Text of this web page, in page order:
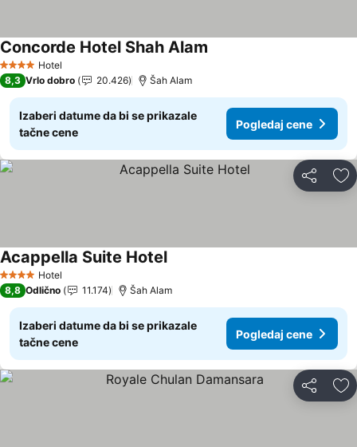
4 ZvezdiceHotel
Concorde Hotel Shah Alam
8,3 Vrlo dobro 20.426 Šah Alam
Izaberi datume da bi se prikazale
tačne cene
Pogledaj cene
Deli
4 ZvezdiceHotel
Acappella Suite HotelPogledaj cene
8,8 Odlično 11.174 Šah Alam
Izaberi datume da bi se prikazale
tačne cene
Pogledaj cene
Deli